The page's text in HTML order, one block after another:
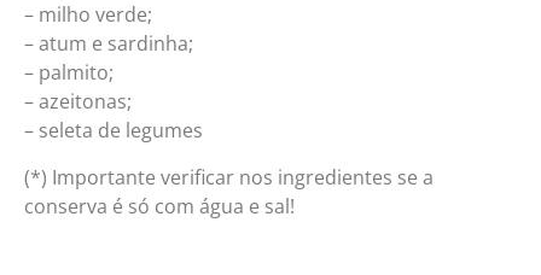
– milho verde;
– atum e sardinha;
– palmito;
– azeitonas;
– seleta de legumes
(*) Importante verificar nos ingredientes se a
conserva é só com água e sal!